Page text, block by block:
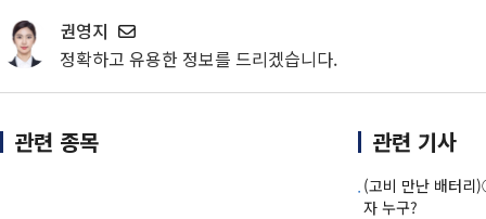
권영지
정확하고 유용한 정보를 드리겠습니다.
관련 종목 관련 기사
(고비 만난 배터
자 누구?